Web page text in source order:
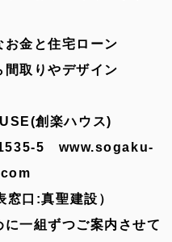
お金と住宅ローン
間取りやデザイン
創楽ハウス)
1535-5 www.sogaku-
口:真聖建設）
一組ずつご案内させて